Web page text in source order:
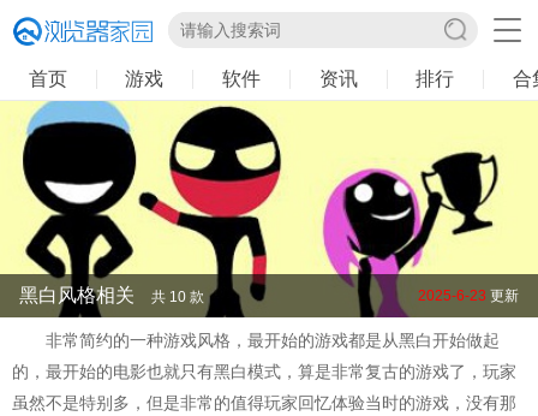
首页 游戏 软件 资讯 排行 合
黑白风格相关 共 10 款 2025-6-23 更新
非常简约的一种游戏风格，最开始的游戏都是从黑白开始做起
的，最开始的电影也就只有黑白模式，算是非常复古的游戏了，玩家
虽然不是特别多，但是非常的值得玩家回忆体验当时的游戏，没有那